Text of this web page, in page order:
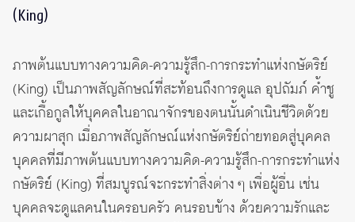
(King)
ภาพต้นแบบทางความคิด-ความรู้สึก-การกระทำแห่งกษัตริย์
(King) เป็นภาพสัญลักษณ์ที่สะท้อนถึงการดูแล อุปถัมภ์ ค้ำชู
และเกื้อกูลให้บุคคลในอาณาจักรของตนนั้นดำเนินชีวิตด้วย
ความผาสุก เมื่อภาพสัญลักษณ์แห่งกษัตริย์ถ่ายทอดสู่บุคคล
บุคคลที่มีภาพต้นแบบทางความคิด-ความรู้สึก-การกระทำแห่ง
กษัตริย์ (King) ที่สมบูรณ์จะกระทำสิ่งต่าง ๆ เพื่อผู้อื่น เช่น
บุคคลจะดูแลคนในครอบครัว คนรอบข้าง ด้วยความรักและ